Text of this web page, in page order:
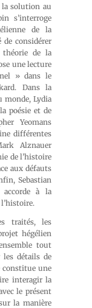
la solution au
s’interroge
de la
considérer
de la
une lecture
» dans le
Dans la
monde, Lydia
poésie et de
Yeomans
différentes
Alznauer
de l’histoire
aux défauts
Sebastian
accorde à la
traités, les
hégélien
tout
les détails de
constitue une
interagir la
le présent
la manière